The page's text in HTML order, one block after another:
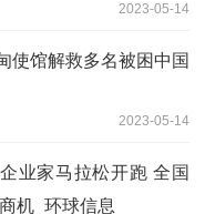
2023-05-14
使馆解救多名被困中国
2023-05-14
业家马拉松开跑 全国
机_环球信息